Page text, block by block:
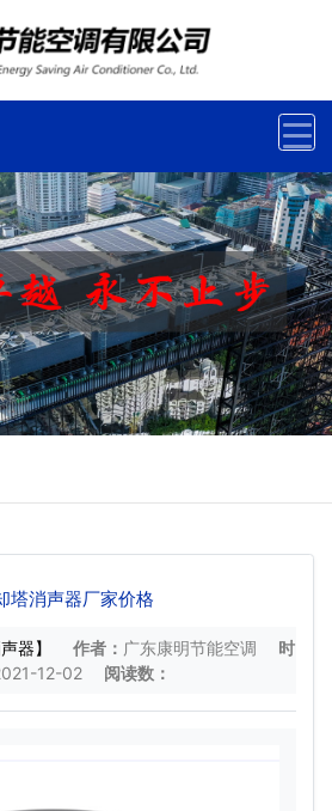
塔消声器厂家价格
器】 作者： 广东康明节能空调
时
12-02 阅读数：